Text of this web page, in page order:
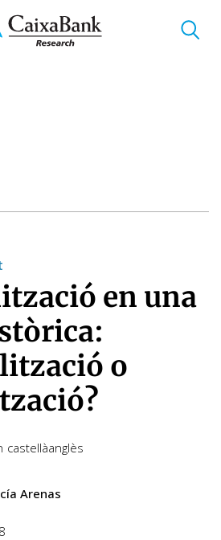
en una
o
castellàanglès
Arenas